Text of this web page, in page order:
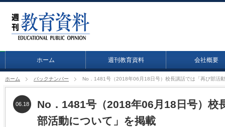
ホーム 週刊教育資料 会社概要
ホーム バックナンバー No．1481号（2018年06月18日号）校長講話では「再び部活
No．1481号（2018年06月18日号）校
部活動について」を掲載
06.18